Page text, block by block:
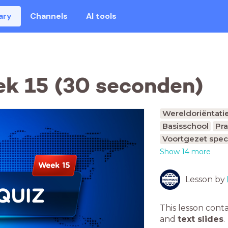
Channels AI tools
15 (30 seconden)
Week 15
Basisschool
Voortgezet
Show 14 more
Lesson by
This lesson
and text slides.